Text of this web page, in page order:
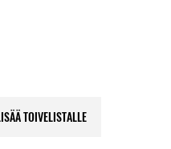
TOIVELISTALLE